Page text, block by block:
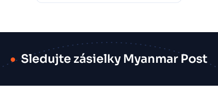
Sledujte zásielky Myanmar Post